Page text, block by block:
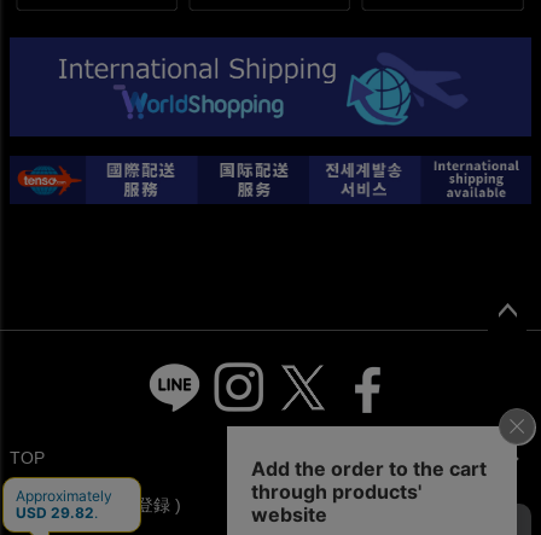
へ
TOP
Mail Magazine ( 登録 )